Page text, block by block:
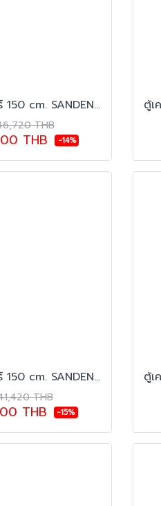
ตู้เคาน์เตอร์ 150 cm. SANDEN รุ่น SCC-1503G
THB
THB -14%
ตู้เคาน์เตอร์ 150 cm. SANDEN รุ่น SCC-1503GL
THB
THB -15%